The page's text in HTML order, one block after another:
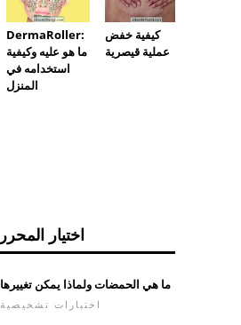
DermaRoller:
ما هو عليه وكيفية
استخدامه في
المنزل
كيفية خفض
عملية قيصرية
اختيار المحرر
ما هي الحمضات ولماذا يمكن تغييرها
اختبارات تشخيصية